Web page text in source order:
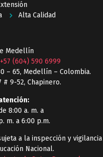
Alta Calidad
Medellín
+57 (604) 590 6999
– 65, Medellín – Colombia.
# 9-52, Chapinero.
8:00 a. m. a
m. a 6:00 p.m.
a la inspección y vigilancia
Nacional.